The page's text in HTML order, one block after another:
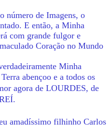
número de Imagens, o
E então, a Minha
com grande fulgor e
Coração no Mundo
Minha
abençoo e a todos os
agora de LOURDES, de
amadíssimo filhinho Carlos